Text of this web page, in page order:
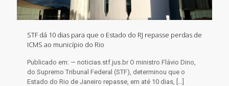
STF dá 10 dias para que o Estado do RJ repasse perdas de
ICMS ao município do Rio
Publicado em: — noticias.stf.jus.br O ministro Flávio Dino,
do Supremo Tribunal Federal (STF), determinou que o
Estado do Rio de Janeiro repasse, em até 10 dias, […]